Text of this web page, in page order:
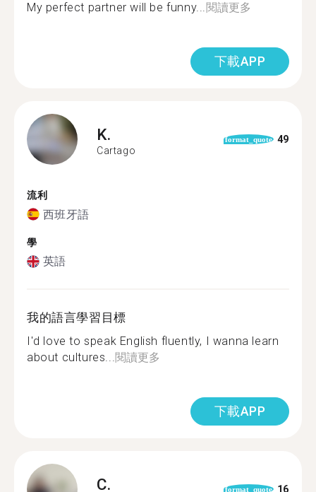
My perfect partner will be funny...閱讀更多
下載APP
K.
Cartago
format_quote 49
流利
西班牙語
學
英語
我的語言學習目標
I'd love to speak English fluently, I wanna learn
about cultures...閱讀更多
下載APP
C. format_quote 16